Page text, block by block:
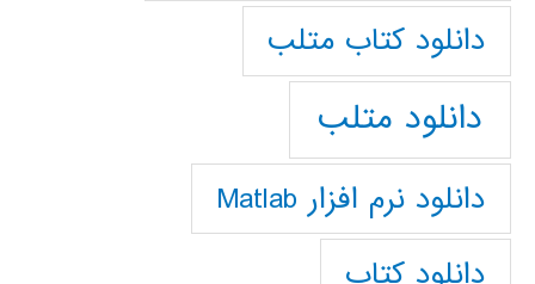
دانلود كتاب متلب
دانلود متلب
دانلود نرم افزار Matlab
دانلود کتاب